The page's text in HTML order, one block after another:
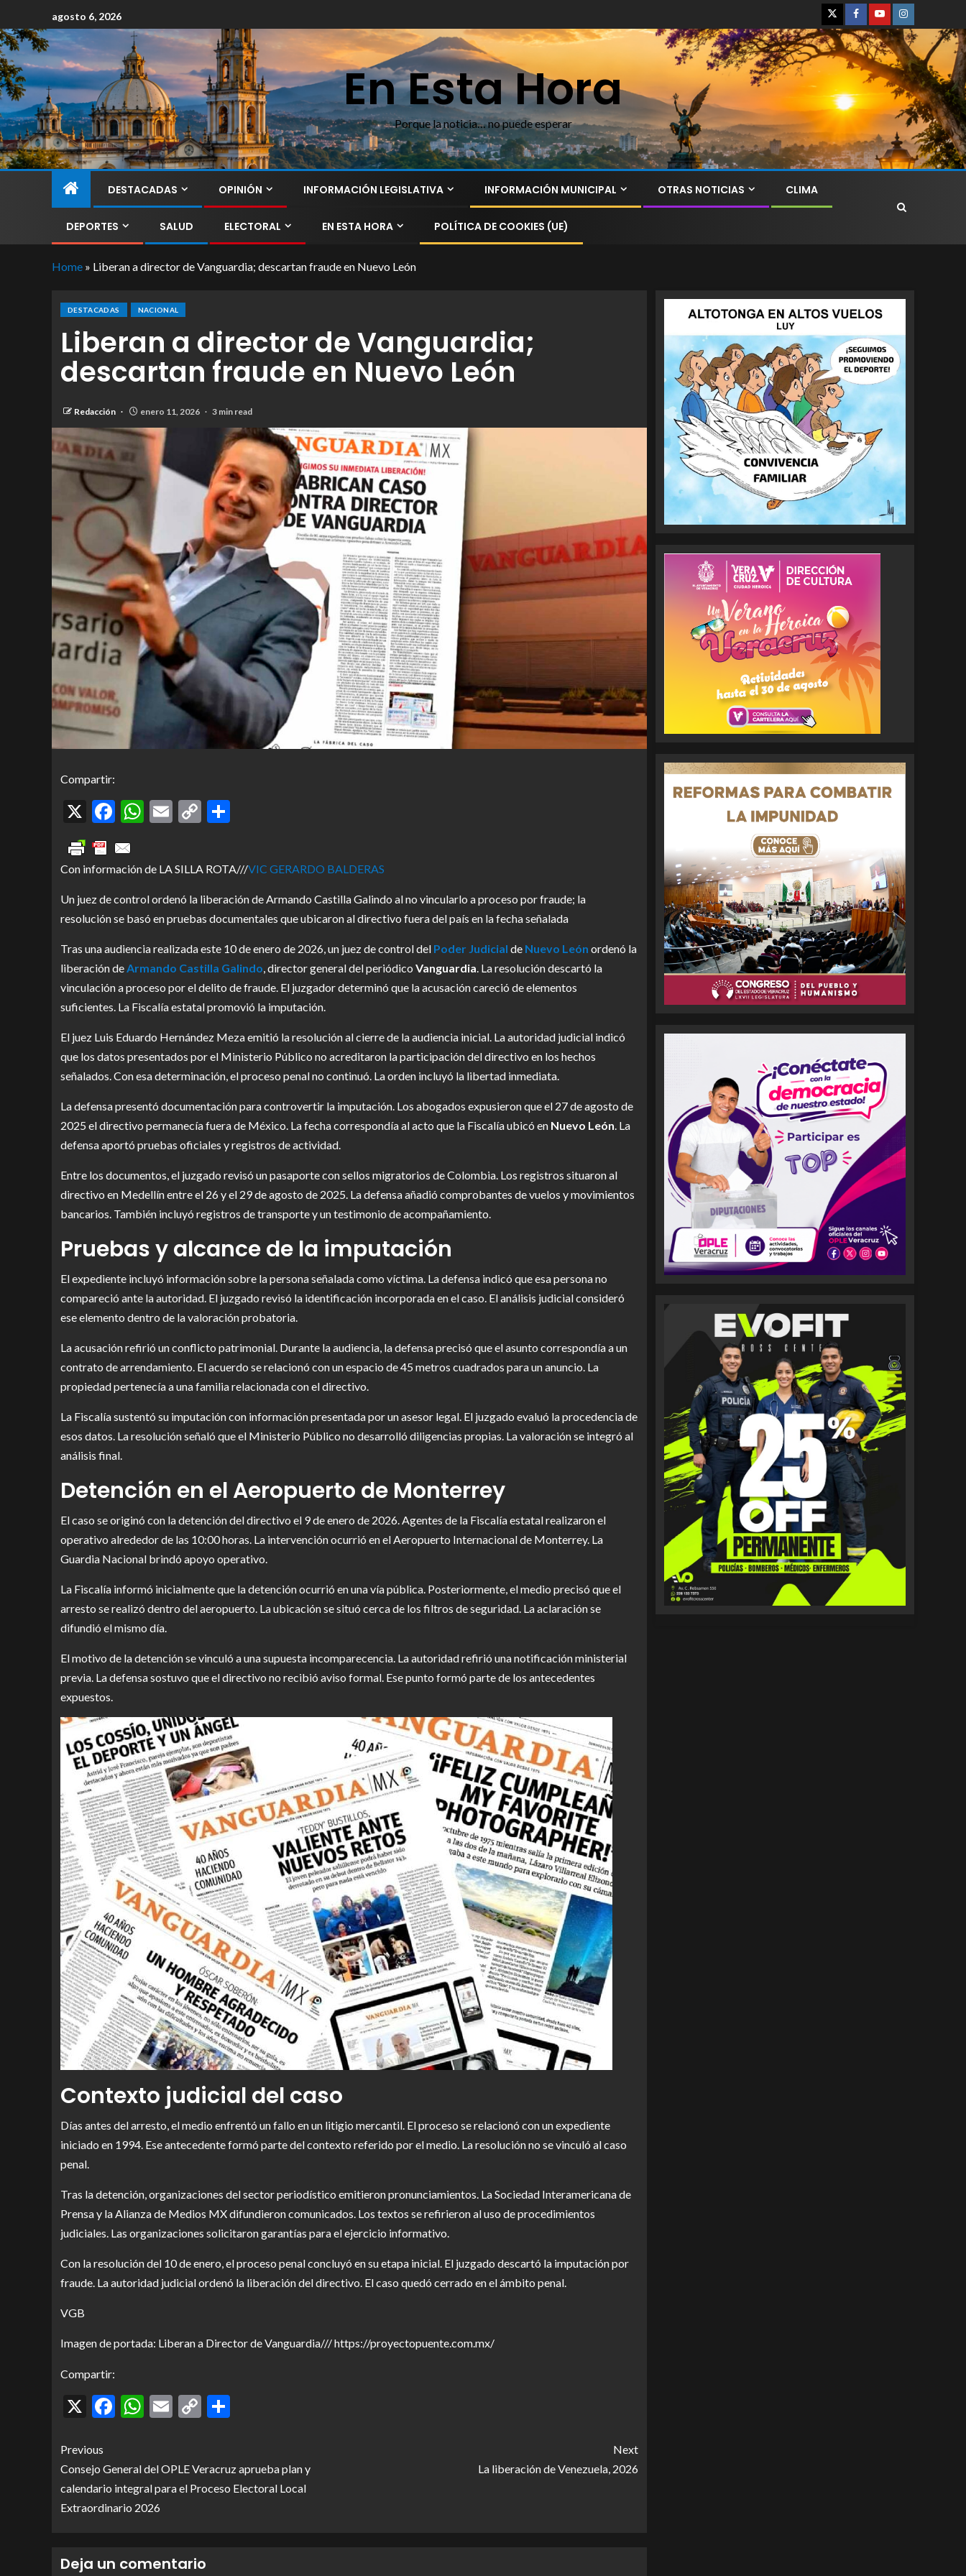
agosto 6, 2026
En Esta Hora
Porque la noticia… no puede esperar
DESTACADAS OPINIÓN INFORMACIÓN LEGISLATIVA INFORMACIÓN MUNICIPAL OTRAS NOTICIAS CLIMA
DEPORTES SALUD ELECTORAL EN ESTA HORA POLÍTICA DE COOKIES (UE)
Home » Liberan a director de Vanguardia; descartan fraude en Nuevo León
DESTACADAS NACIONAL
Liberan a director de Vanguardia;
descartan fraude en Nuevo León
Redacción enero 11, 2026 3 min read
Compartir:
X Facebook
WhatsApp
Email
Copy
Con información de LA SILLA ROTA///VIC GERARDO BALDERAS
Un juez de control ordenó la liberación de Armando Castilla Galindo al no vincularlo a proceso por fraude; la
resolución se basó en pruebas documentales que ubicaron al directivo fuera del país en la fecha señalada
Tras una audiencia realizada este 10 de enero de 2026, un juez de control del Poder Judicial de Nuevo León ordenó la
liberación deArmando Castilla Galindo, director general del periódico Vanguardia. La resolución descartó la
vinculación a proceso por el delito de fraude. El juzgador determinó que la acusación careció de elementos
suficientes. La Fiscalía estatal promovió la imputación.
El juez Luis Eduardo Hernández Meza emitió la resolución al cierre de la audiencia inicial. La autoridad judicial indicó
que los datos presentados por el Ministerio Público no acreditaron la participación del directivo en los hechos
señalados. Con esa determinación, el proceso penal no continuó. La orden incluyó la libertad inmediata.
La defensa presentó documentación para controvertir la imputación. Los abogados expusieron que el 27 de agosto de
2025 el directivo permanecía fuera de México. La fecha correspondía al acto que la Fiscalía ubicó en Nuevo León. La
defensa aportó pruebas oficiales y registros de actividad.
Entre los documentos, el juzgado revisó un pasaporte con sellos migratorios de Colombia. Los registros situaron al
directivo en Medellín entre el 26 y el 29 de agosto de 2025. La defensa añadió comprobantes de vuelos y movimientos
bancarios. También incluyó registros de transporte y un testimonio de acompañamiento.
Pruebas y alcance de la imputación
El expediente incluyó información sobre la persona señalada como víctima. La defensa indicó que esa persona no
compareció ante la autoridad. El juzgado revisó la identificación incorporada en el caso. El análisis judicial consideró
ese elemento dentro de la valoración probatoria.
La acusación refirió un conflicto patrimonial. Durante la audiencia, la defensa precisó que el asunto correspondía a un
contrato de arrendamiento. El acuerdo se relacionó con un espacio de 45 metros cuadrados para un anuncio. La
propiedad pertenecía a una familia relacionada con el directivo.
La Fiscalía sustentó su imputación con información presentada por un asesor legal. El juzgado evaluó la procedencia de
esos datos. La resolución señaló que el Ministerio Público no desarrolló diligencias propias. La valoración se integró al
análisis final.
Detención en el Aeropuerto de Monterrey
El caso se originó con la detención del directivo el 9 de enero de 2026. Agentes de la Fiscalía estatal realizaron el
operativo alrededor de las 10:00 horas. La intervención ocurrió en el Aeropuerto Internacional de Monterrey. La
Guardia Nacional brindó apoyo operativo.
La Fiscalía informó inicialmente que la detención ocurrió en una vía pública. Posteriormente, el medio precisó que el
arresto se realizó dentro del aeropuerto. La ubicación se situó cerca de los filtros de seguridad. La aclaración se
difundió el mismo día.
El motivo de la detención se vinculó a una supuesta incomparecencia. La autoridad refirió una notificación ministerial
previa. La defensa sostuvo que el directivo no recibió aviso formal. Ese punto formó parte de los antecedentes
expuestos.
Contexto judicial del caso
Días antes del arresto, el medio enfrentó un fallo en un litigio mercantil. El proceso se relacionó con un expediente
iniciado en 1994. Ese antecedente formó parte del contexto referido por el medio. La resolución no se vinculó al caso
penal.
Tras la detención, organizaciones del sector periodístico emitieron pronunciamientos. La Sociedad Interamericana de
Prensa y la Alianza de Medios MX difundieron comunicados. Los textos se refirieron al uso de procedimientos
judiciales. Las organizaciones solicitaron garantías para el ejercicio informativo.
Con la resolución del 10 de enero, el proceso penal concluyó en su etapa inicial. El juzgado descartó la imputación por
fraude. La autoridad judicial ordenó la liberación del directivo. El caso quedó cerrado en el ámbito penal.
VGB
Imagen de portada: Liberan a Director de Vanguardia/// https://proyectopuente.com.mx/
Compartir:
X Facebook
WhatsApp
Email
Copy
Previous
Consejo General del OPLE Veracruz aprueba plan y
calendario integral para el Proceso Electoral Local
Extraordinario 2026
Next
La liberación de Venezuela, 2026
Deja un comentario